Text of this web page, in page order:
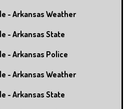
- Arkansas Weather
- Arkansas State
- Arkansas Police
- Arkansas Weather
- Arkansas State